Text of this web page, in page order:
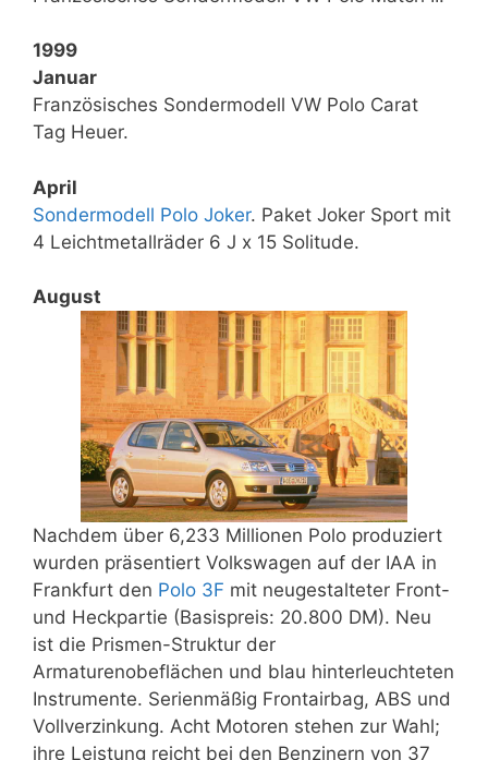
1999
Januar
Französisches Sondermodell VW Polo Carat
Tag Heuer.
April
Sondermodell Polo Joker. Paket Joker Sport mit
4 Leichtmetallräder 6 J x 15 Solitude.
August
Nachdem über 6,233 Millionen Polo produziert
wurden präsentiert Volkswagen auf der IAA in
Frankfurt den Polo 3F mit neugestalteter Front-
und Heckpartie (Basispreis: 20.800 DM). Neu
ist die Prismen-Struktur der
Armaturenobeflächen und blau hinterleuchteten
Instrumente. Serienmäßig Frontairbag, ABS und
Vollverzinkung. Acht Motoren stehen zur Wahl;
ihre Leistung reicht bei den Benzinern von 37